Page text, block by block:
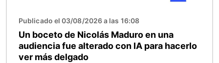
Publicado el 03/08/2026 a las 16:08
Un boceto de Nicolás Maduro en una
audiencia fue alterado con IA para hacerlo
ver más delgado